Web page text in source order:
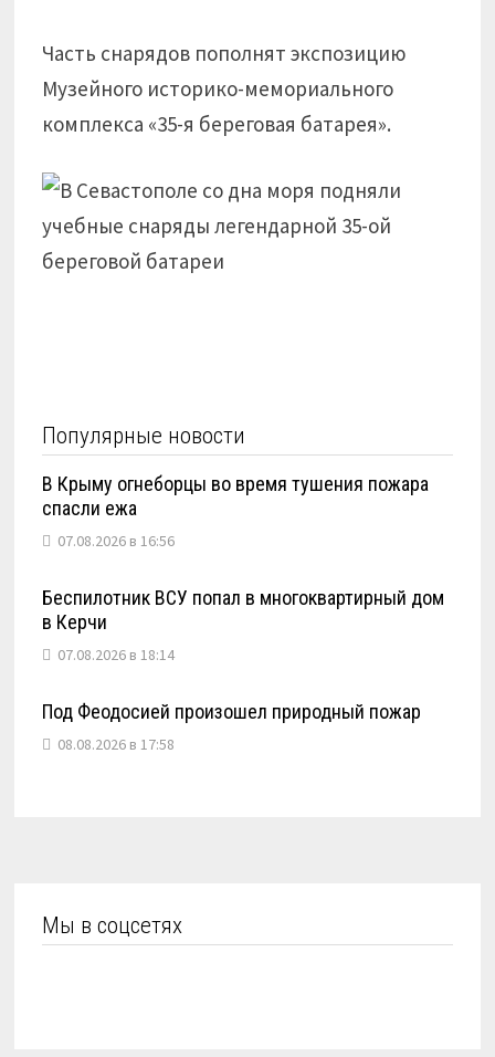
Часть снарядов пополнят экспозицию
Музейного историко-мемориального
комплекса «35-я береговая батарея».
Популярные новости
В Крыму огнеборцы во время тушения пожара
спасли ежа
07.08.2026 в 16:56
Беспилотник ВСУ попал в многоквартирный дом
в Керчи
07.08.2026 в 18:14
Под Феодосией произошел природный пожар
08.08.2026 в 17:58
Мы в соцсетях